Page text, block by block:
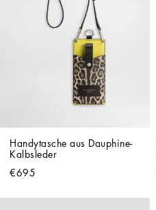
Handytasche aus Dauphine-
Kalbsleder
€695